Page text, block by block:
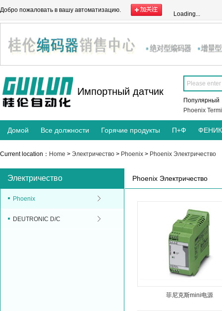
Добро пожаловать в вашу автоматизацию.
Loading...
Импортный датчик
Популярный
Phoenix
Домой Все должности Горячие продукты П+Ф
Current location： Home > Электричество > Phoenix > Phoenix Электричество
Электричество
Phoenix
DEUTRONIC D/C
Phoenix Электричество
菲尼克斯mini电源